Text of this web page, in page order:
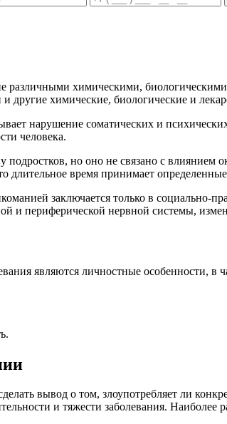
различными химическими,
другие химические, биологические и
нарушение соматических и
человека.
подростков, но оно не связано с
длительное время принимает определенные
заключается только в социально-
и периферической нервной системы,
являются личностные особенности, в
вывод о том, злоупотребляет ли
и тяжести заболевания.